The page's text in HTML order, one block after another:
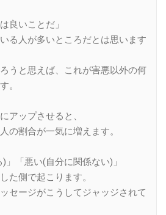
良いことだ」
る人が多いところだとは思います
うと思えば、これが害悪以外の何
。
アップさせると、
の割合が一気に増えます。
」「悪い(自分に関係ない)」
た側で起こります。
セージがこうしてジャッジされて